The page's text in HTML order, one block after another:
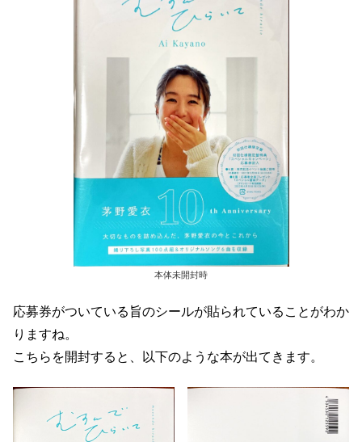
本体未開封時
応募券がついている旨のシールが貼られていることがわか
りますね。
こちらを開封すると、以下のような本が出てきます。